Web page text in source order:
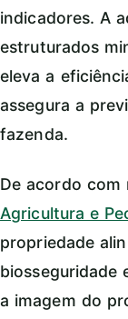
indicadores. A
estruturados
eleva a
assegura a
fazenda.
De acordo com
Agricultura e
propriedade
biosseguridade
a imagem do